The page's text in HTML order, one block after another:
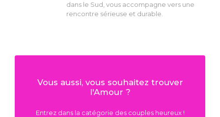
dans le Sud, vous accompagne vers une
rencontre sérieuse et durable.
Vous aussi, vous souhaitez trouver
l'Amour ?
Entrez dans la catégorie des couples heureux !